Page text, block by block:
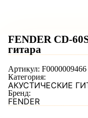
FENDER CD-
гитара
Артикул: F0000009466
Категория:
АКУСТИЧЕСКИЕ
Бренд:
FENDER